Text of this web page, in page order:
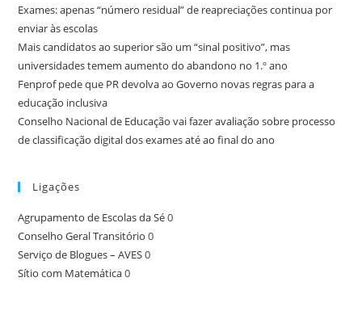
Exames: apenas “número residual” de reapreciações continua por
enviar às escolas
Mais candidatos ao superior são um “sinal positivo”, mas
universidades temem aumento do abandono no 1.º ano
Fenprof pede que PR devolva ao Governo novas regras para a
educação inclusiva
Conselho Nacional de Educação vai fazer avaliação sobre processo
de classificação digital dos exames até ao final do ano
Ligações
Agrupamento de Escolas da Sé0
Conselho Geral Transitório 0
Serviço de Blogues – AVES0
Sítio com Matemática0